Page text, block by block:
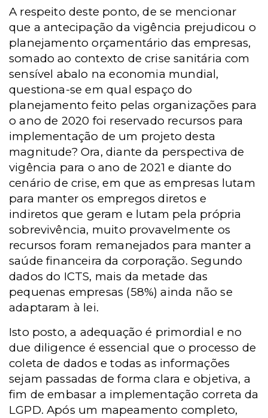
A respeito deste ponto, de se mencionar
que a antecipação da vigência prejudicou o
planejamento orçamentário das empresas,
somado ao contexto de crise sanitária com
sensível abalo na economia mundial,
questiona-se em qual espaço do
planejamento feito pelas organizações para
o ano de 2020 foi reservado recursos para
implementação de um projeto desta
magnitude? Ora, diante da perspectiva de
vigência para o ano de 2021 e diante do
cenário de crise, em que as empresas lutam
para manter os empregos diretos e
indiretos que geram e lutam pela própria
sobrevivência, muito provavelmente os
recursos foram remanejados para manter a
saúde financeira da corporação. Segundo
dados do ICTS, mais da metade das
pequenas empresas (58%) ainda não se
adaptaram à lei.
Isto posto, a adequação é primordial e no
due diligence é essencial que o processo de
coleta de dados e todas as informações
sejam passadas de forma clara e objetiva, a
fim de embasar a implementação correta da
LGPD. Após um mapeamento completo,